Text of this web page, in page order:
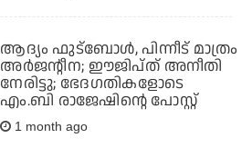
ആദ്യം ഫുട്‌ബോള്‍, പിന്നീട് മാത്രം
അര്‍ജന്റീന; ഈജിപ്ത് അനീതി
നേരിട്ടു; ഭേദഗതികളോടെ
എം.ബി രാജേഷിന്റെ പോസ്റ്റ്
1 month ago